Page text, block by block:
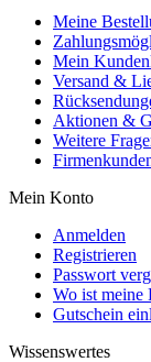
Meine
Mein
Versand &
Aktionen &
Weitere
Mein Konto
Anmelden
Registrieren
Passwort
Wo ist meine
Gutschein
Wissenswertes